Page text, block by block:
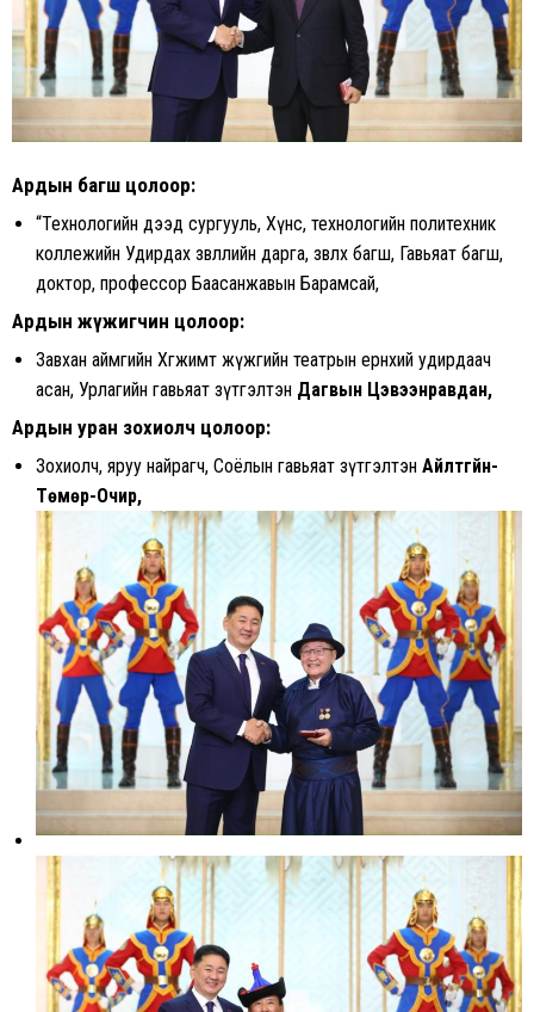
Ардын багш цолоор:
“Технологийн дээд сургууль, Хүнс, технологийн политехник
коллежийн Удирдах зөвлөлийн дарга, зөвлөх багш, Гавьяат багш,
доктор, профессор Баасанжавын Барамсай,
Ардын жүжигчин цолоор:
Завхан аймгийн Хөгжимт жүжгийн театрын ерөнхий удирдаач
асан, Урлагийн гавьяат зүтгэлтэн Дагвын Цэвээнравдан,
Ардын уран зохиолч цолоор:
Зохиолч, яруу найрагч, Соёлын гавьяат зүтгэлтэн Айлтгүйн-
Төмөр-Очир,